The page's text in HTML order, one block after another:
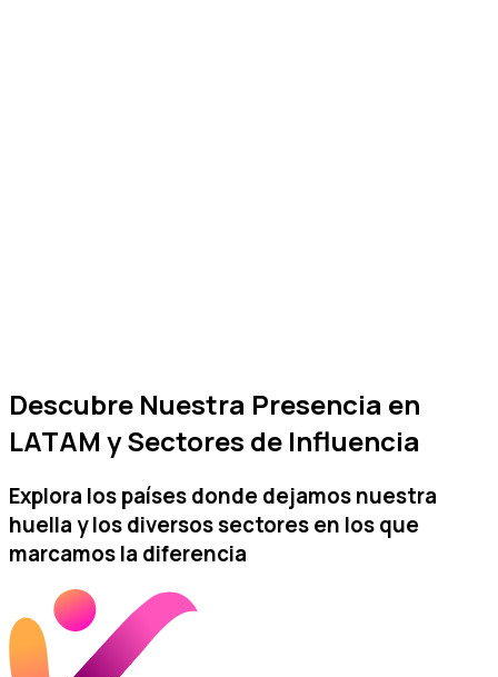
Descubre Nuestra Presencia en
LATAM y Sectores de Influencia
Explora los países donde dejamos nuestra
huella y los diversos sectores en los que
marcamos la diferencia